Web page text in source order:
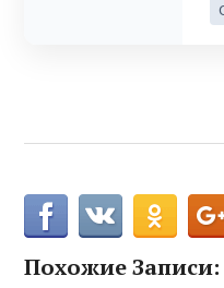
Похожие Записи: